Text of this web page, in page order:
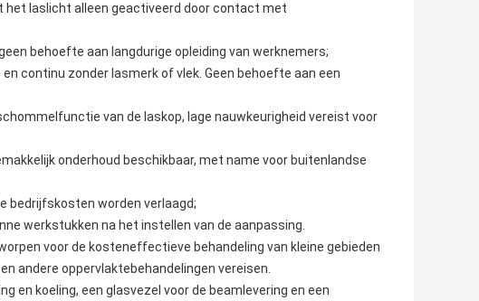
het laslicht alleen geactiveerd door contact met
behoefte aan langdurige opleiding van werknemers;
continu zonder lasmerk of vlek. Geen behoefte aan een
van de laskop, lage nauwkeurigheid vereist voor
onderhoud beschikbaar, met name voor buitenlandse
bedrijfskosten worden verlaagd;
werkstukken na het instellen van de aanpassing.
voor de kosteneffectieve behandeling van kleine gebieden
andere oppervlaktebehandelingen vereisen.
en koeling, een glasvezel voor de beamlevering en een